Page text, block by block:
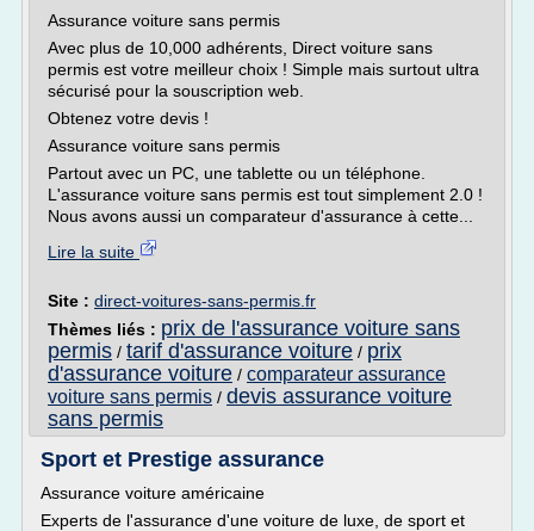
Assurance voiture sans permis
Avec plus de 10,000 adhérents, Direct voiture sans
permis est votre meilleur choix ! Simple mais surtout ultra
sécurisé pour la souscription web.
Obtenez votre devis !
Assurance voiture sans permis
Partout avec un PC, une tablette ou un téléphone.
L'assurance voiture sans permis est tout simplement 2.0 !
Nous avons aussi un comparateur d'assurance à cette...
Lire la suite
Site : direct-voitures-sans-permis.fr
Thèmes liés : prix de l'assurance voiture sans
permis / tarif d'assurance voiture / prix
d'assurance voiture / comparateur assurance
voiture sans permis / devis assurance voiture
sans permis
Sport et Prestige assurance
Assurance voiture américaine
Experts de l'assurance d'une voiture de luxe, de sport et